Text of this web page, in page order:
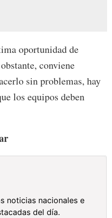
oportunidad de
conviene
sin problemas, hay
los equipos deben
noticias nacionales e
del día.